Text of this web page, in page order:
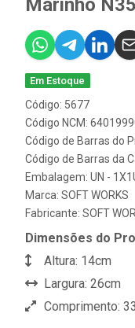
Marinho N35
Em Estoque
Código: 5677
Código NCM:
Código de Barras do
Código de Barras da
Embalagem: UN -
Marca: SOFT WORKS
Fabricante: SOFT
Dimensões do
Altura: 14cm
Largura: 26cm
Comprimento: